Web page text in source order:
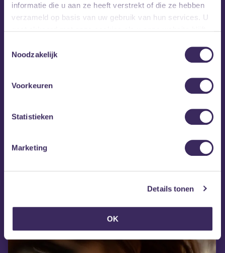
informatie die u aan ze heeft verstrekt of die ze hebben
verzameld op basis van uw gebruik van hun services. U
Noodzakelijk
Voorkeuren
Statistieken
Marketing
Details tonen
OK
vr 28 aug